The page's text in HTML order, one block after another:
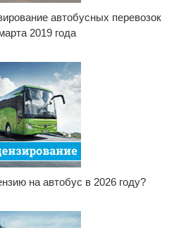
автобусных перевозок
2019 года
на автобус в 2026 году?